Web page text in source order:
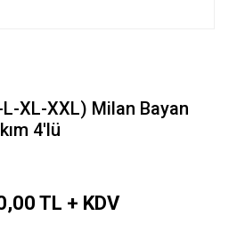
XL-XXL) Milan Bayan
4'lü
TL + KDV